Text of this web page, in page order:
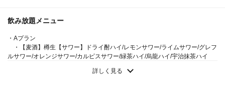
飲み放題メニュー
・Aプラン
・【麦酒】樽生【サワー】ドライ酎ハイ/レモンサワー/ライムサワー/グレフ
ルサワー/オレンジサワー/カルピスサワー/緑茶ハイ/烏龍ハイ/宇治抹茶ハイ
カシスソーダ/カシスオレンジ/カシスグレフル/カシスウーロン/ピーチソーダ
詳しく見る
【極みコース】贅沢！国産和牛のすきしゃぶやお造り5種盛
りなど◎ 3時間飲み放題 9品5000円 | 【個室完備】大人の